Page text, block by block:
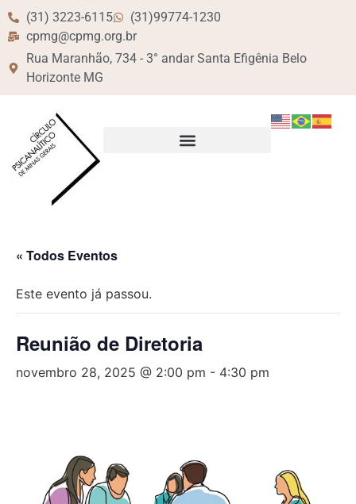
(31) 3223-6115
(31)99774-1230
cpmg@cpmg.org.br
Rua Maranhão, 734 - 3° andar Santa Efigênia Belo
Horizonte MG
« Todos Eventos
Este evento já passou.
Reunião de Diretoria
novembro 28, 2025 @ 2:00 pm - 4:30 pm